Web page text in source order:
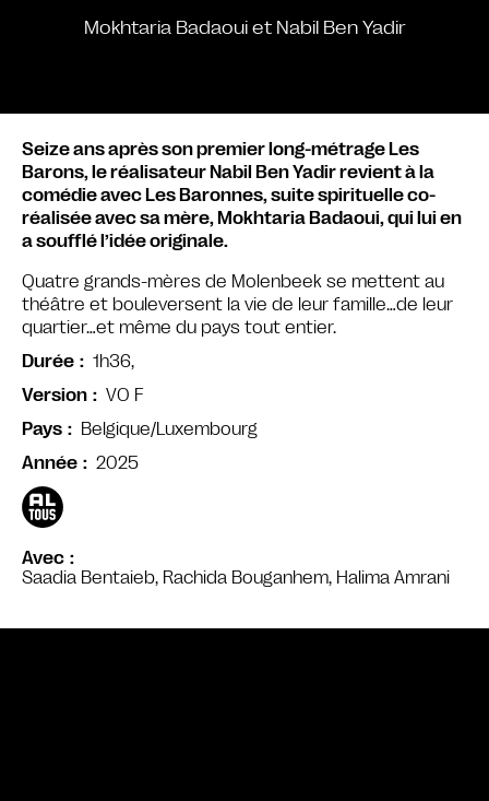
Mokhtaria Badaoui et Nabil Ben Yadir
Avec
Saadia Bentaieb, Rachida Bouganhem, Halima Amrani
Seize ans après son premier long-métrage Les
Barons, le réalisateur Nabil Ben Yadir revient à la
comédie avec Les Baronnes, suite spirituelle co-
réalisée avec sa mère, Mokhtaria Badaoui, qui lui en
a soufflé l’idée originale.
Quatre grands-mères de Molenbeek se mettent au
théâtre et bouleversent la vie de leur famille…de leur
quartier…et même du pays tout entier.
Durée
1h36,
Version
VO F
Pays
Belgique/Luxembourg
Année
2025